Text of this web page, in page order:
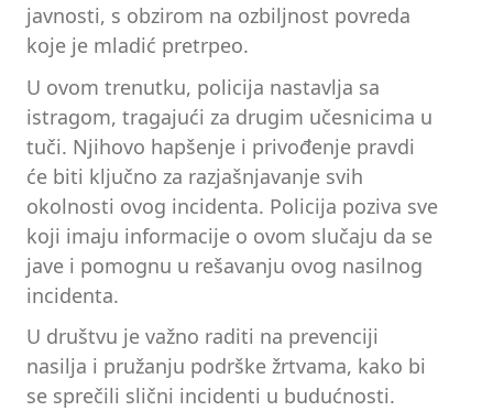
javnosti, s obzirom na ozbiljnost povreda
koje je mladić pretrpeo.
U ovom trenutku, policija nastavlja sa
istragom, tragajući za drugim učesnicima u
tuči. Njihovo hapšenje i privođenje pravdi
će biti ključno za razjašnjavanje svih
okolnosti ovog incidenta. Policija poziva sve
koji imaju informacije o ovom slučaju da se
jave i pomognu u rešavanju ovog nasilnog
incidenta.
U društvu je važno raditi na prevenciji
nasilja i pružanju podrške žrtvama, kako bi
se sprečili slični incidenti u budućnosti.